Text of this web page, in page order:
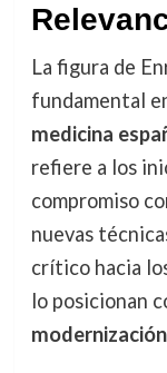
La figura de
fundamental
medicina
refiere a los
compromiso
nuevas
crítico hacia
lo posicionan